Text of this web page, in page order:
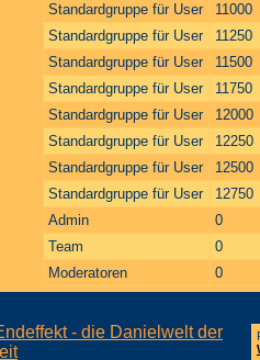
Standardgruppe für User
11000
Standardgruppe für User
11250
Standardgruppe für User
11500
Standardgruppe für User
11750
Standardgruppe für User
12000
Standardgruppe für User
12250
Standardgruppe für User
12500
Standardgruppe für User
12750
Admin
0
Team
0
Moderatoren
0